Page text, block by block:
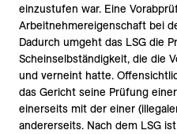
einzustufen war. Eine
Arbeitnehmereigenschaft bei
Dadurch umgeht das LSG die
Scheinselbständigkeit, die die
und verneint hatte.
das Gericht seine Prüfung
einerseits mit der einer
andererseits. Nach dem LSG